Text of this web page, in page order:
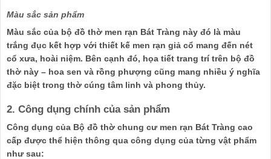
Màu sắc sản phẩm
Màu sắc của bộ đồ thờ men rạn Bát Tràng này đó là màu
trắng đục kết hợp với thiết kế men rạn giả cổ mang đến nét
cổ xưa, hoài niệm. Bên cạnh đó, họa tiết trang trí trên bộ đồ
thờ này – hoa sen và rồng phượng cũng mang nhiều ý nghĩa
đặc biệt trong thờ cúng tâm linh và phong thủy.
2. Công dụng chính của sản phẩm
Công dụng của Bộ đồ thờ chung cư men rạn Bát Tràng cao
cấp được thể hiện thông qua công dụng của từng vật phẩm
như sau: